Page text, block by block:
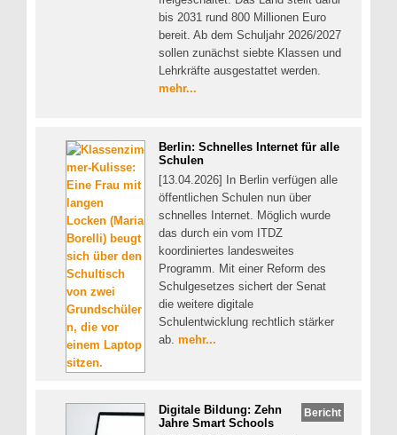
bis 2031 rund 800 Millionen Euro
bereit. Ab dem Schuljahr 2026/2027
sollen zunächst siebte Klassen und
Lehrkräfte ausgestattet werden.
mehr...
Berlin: Schnelles Internet für alle
Schulen
[13.04.2026] In Berlin verfügen alle
öffentlichen Schulen nun über
schnelles Internet. Möglich wurde
das durch ein vom ITDZ
koordiniertes landesweites
Programm. Mit einer Reform des
Schulgesetzes sichert der Senat
die weitere digitale
Schulentwicklung rechtlich stärker
ab. mehr...
Bericht
Digitale Bildung: Zehn
Jahre Smart Schools